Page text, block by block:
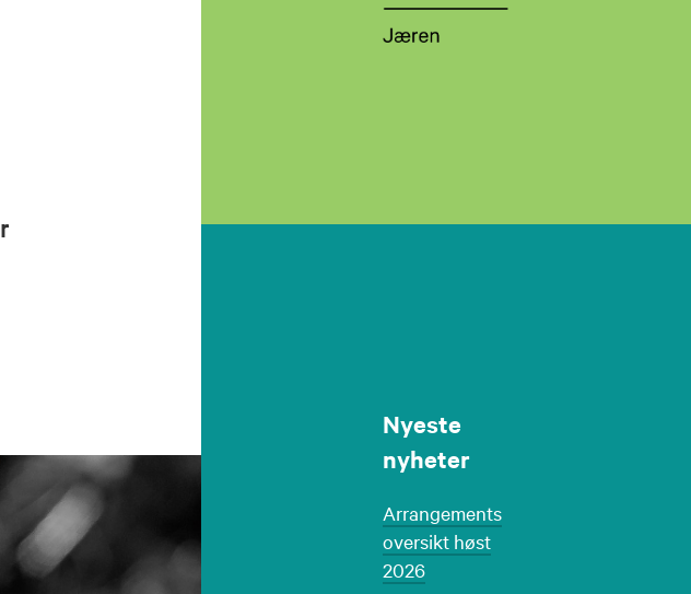
Nyeste
nyheter
Arrangements
oversikt høst
2026